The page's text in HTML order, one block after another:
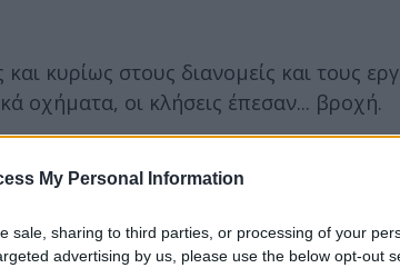
My Personal Information
sale, sharing to third parties, or processing of your
advertising by us, please use the below opt-out
και κυρίως στους διανομείς και τους
οχήματα, οι κλήσεις έπεσαν... βροχή.